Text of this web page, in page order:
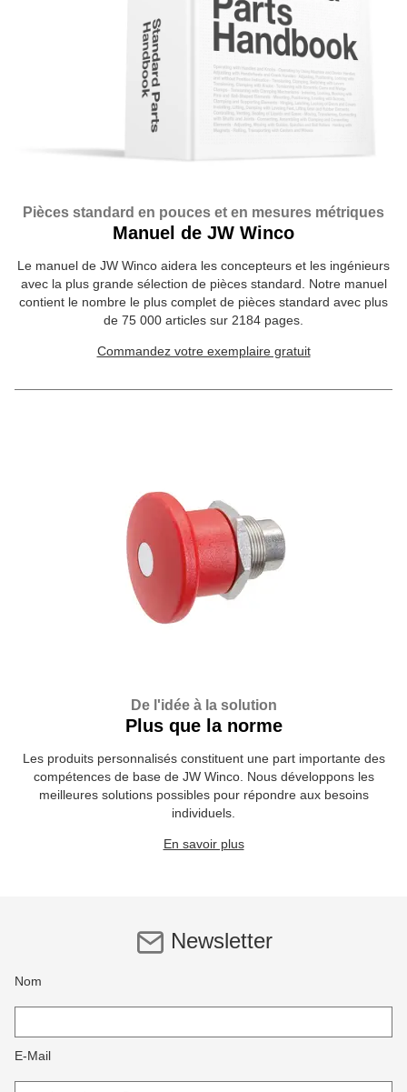
Pièces standard en pouces et en mesures métriques
Manuel de JW Winco
Le manuel de JW Winco aidera les concepteurs et les ingénieurs
avec la plus grande sélection de pièces standard. Notre manuel
contient le nombre le plus complet de pièces standard avec plus
de 75 000 articles sur 2184 pages.
Commandez votre exemplaire gratuit
De l'idée à la solution
Plus que la norme
Les produits personnalisés constituent une part importante des
compétences de base de JW Winco. Nous développons les
meilleures solutions possibles pour répondre aux besoins
individuels.
En savoir plus
Newsletter
Nom
E-Mail